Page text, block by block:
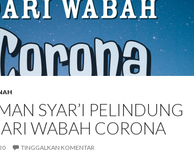
SYAR’I PELINDUNG
WABAH CORONA
TINGGALKAN KOMENTAR